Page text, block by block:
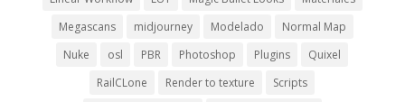
Megascans
midjourney Modelado
Normal Map
Nuke
osl PBR Photoshop Plugins
Quixel
RailCLone
Render to texture
Scripts